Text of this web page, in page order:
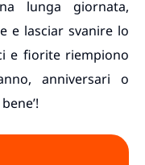
lunga giornata,
e lasciar svanire lo
e fiorite riempiono
anniversari o